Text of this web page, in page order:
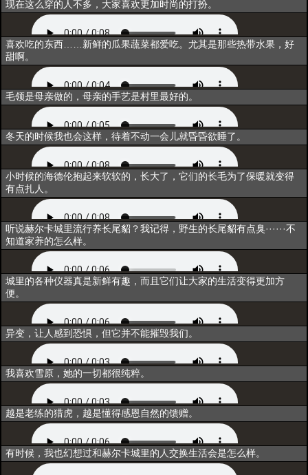
现在这么穿的人不多，大家喜欢更加时尚的打扮。
互动4
喜欢吃的东西……新鲜的瓜果蔬菜都爱吃。尤其是那些热带水果，好
甜啊。
互动5
毛领是母亲做的，母亲的手艺是村里最好的。
闲聊1
冬天的时候我也会这样，待着不动一会儿就昏昏欲睡了。
闲聊2
小时候的海德伦抱起来软软的，长大了，它们的长毛为了保暖就变得
有点扎人。
闲聊3
听说赫尔卡城里流行养长尾貂？我记得，野生的长尾貂有点臭······不
知道家养的怎么样。
唤醒
城里的各种仪器真是新鲜有趣，而且它们让大家的生活变得更加方
便。
同行
异变，让人感到恐惧，但它并不能摧毁我们。
重构
我喜欢雪原，她的一切都很纯粹。
联结
越是老练的猎虎，越是懂得感恩自然的馈赠。
归一
有时候，我也幻想过和赫尔卡城里的人交换生活会是怎么样。